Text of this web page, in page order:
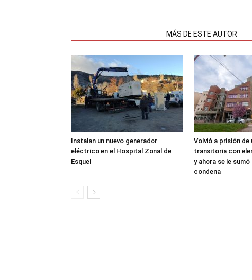
MÁS DE ESTE AUTOR
Instalan un nuevo generador
eléctrico en el Hospital Zonal de
Esquel
Volvió a prisión de
transitoria con
y ahora se le sumó
condena